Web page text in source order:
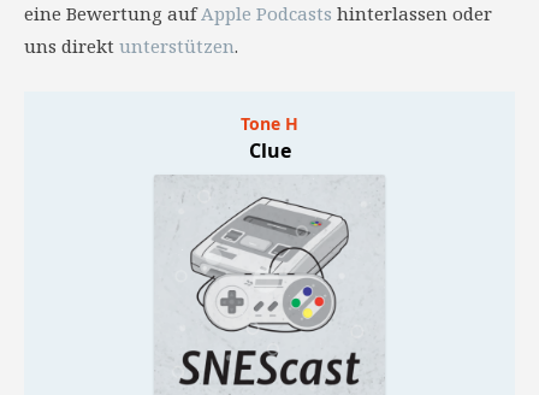
eine Bewertung aufApple Podcasts hinterlassen oder
uns direkt unterstützen.